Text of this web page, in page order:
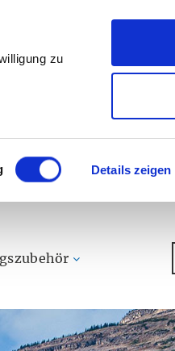
zu
Details zeigen